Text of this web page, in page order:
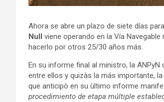
Ahora se abre un plazo de siete días
Null viene operando en la Vía
hacerlo por otros 25/30 años más.
En su informe final al ministro, la
entre ellos y quizàs la más importante,
que anticipò en su ùltimo informe
procedimiento de etapa múltiple